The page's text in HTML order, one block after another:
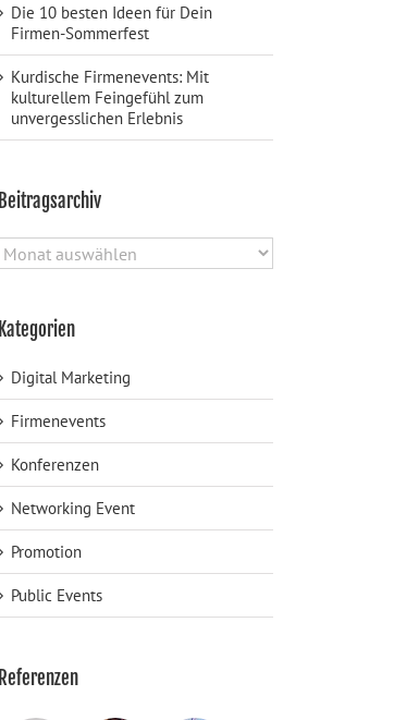
Die 10 besten Ideen für Dein
Firmen-Sommerfest
Kurdische Firmenevents: Mit
kulturellem Feingefühl zum
unvergesslichen Erlebnis
Beitragsarchiv
Beitragsarchiv
Kategorien
Digital Marketing
Firmenevents
Konferenzen
Networking Event
Promotion
Public Events
Referenzen